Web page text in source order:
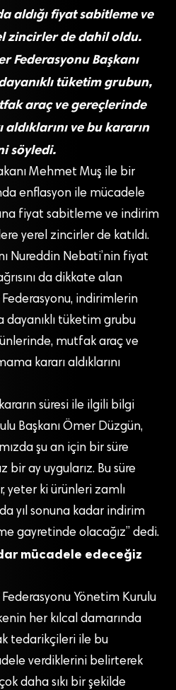
aldığı fiyat sabitleme ve
zincirler de dahil oldu.
Federasyonu Başkanı
tüketim grubun,
araç ve gereçlerinde
ve bu kararın
söyledi.
Mehmet Muş ile bir
enflasyon ile mücadele
fiyat sabitleme ve indirim
yerel zincirler de katıldı.
Nureddin Nebati’nin fiyat
da dikkate alan
indirimlerin
dayanıklı tüketim grubu
mutfak araç ve
kararı aldıklarını
süresi ile ilgili bilgi
Başkanı Ömer Düzgün,
şu an için bir süre
ay uygularız. Bu süre
yeter ki ürünleri zamlı
yıl sonuna kadar indirim
gayretinde olacağız” dedi.
mücadele edeceğiz
Yönetim Kurulu
her kılcal damarında
tedarikçileri ile bu
verdiklerini belirterek
daha sıkı bir şekilde